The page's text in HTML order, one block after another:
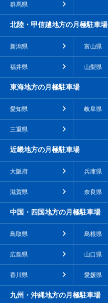
群馬県
北陸・甲信越地方の月極駐車場
新潟県 富山県
福井県 山梨県
東海地方の月極駐車場
愛知県 岐阜県
三重県
近畿地方の月極駐車場
大阪府 兵庫県
滋賀県 奈良県
中国・四国地方の月極駐車場
鳥取県 島根県
広島県 山口県
香川県 愛媛県
九州・沖縄地方の月極駐車場